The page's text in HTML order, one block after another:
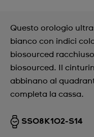
Questo orologio
bianco con indici
biosourced
biosourced. Il
abbinano al
completa la cassa.
SS08K102-S14